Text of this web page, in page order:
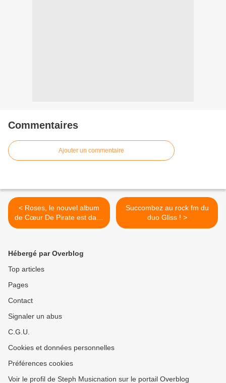
Commentaires
Ajouter un commentaire
< Roses, le nouvel album
de Cœur De Pirate est dans
les bacs !
Succombez au rock fm du
duo Gliss ! >
Hébergé par Overblog
Top articles
Pages
Contact
Signaler un abus
C.G.U.
Cookies et données personnelles
Préférences cookies
Voir le profil de Steph Musicnation sur le portail Overblog